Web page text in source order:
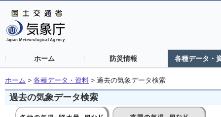
ホーム 防災情報 各種データ・
ホーム > 各種データ・資料 > 過去の気象データ検索
過去の気象データ検索